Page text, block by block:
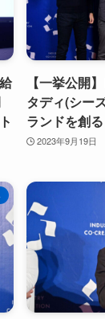
【一挙公開
タディ(シー
ランドを創る
2023年9月19日